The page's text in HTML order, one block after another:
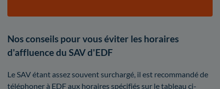
Nos conseils pour vous éviter les horaires
d'affluence du SAV d'EDF
Le SAV étant assez souvent surchargé, il est recommandé de
téléphoner à EDF aux horaires spécifiés sur le tableau ci-